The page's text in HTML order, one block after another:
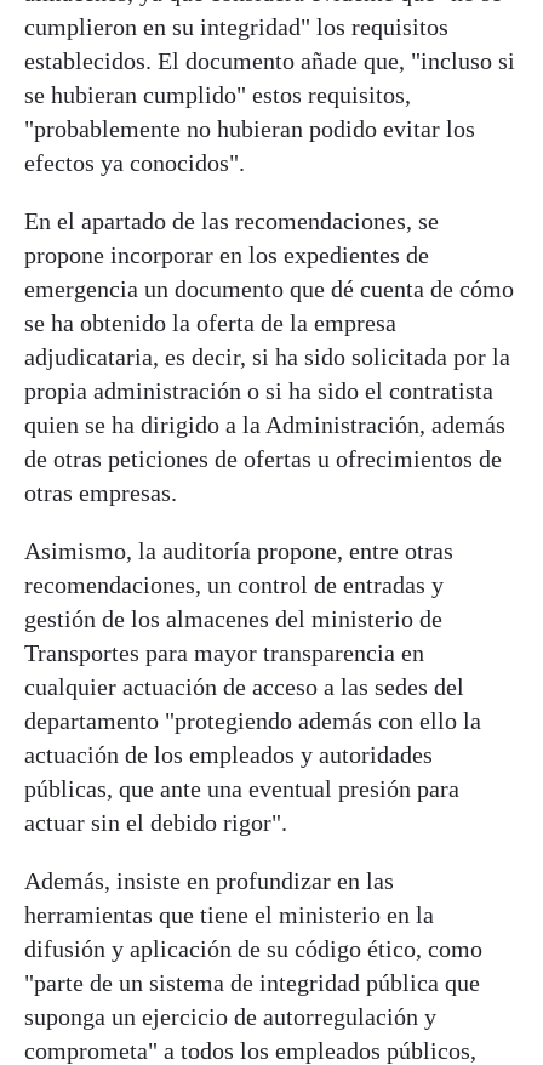
cumplieron en su integridad" los requisitos
establecidos. El documento añade que, "incluso si
se hubieran cumplido" estos requisitos,
"probablemente no hubieran podido evitar los
efectos ya conocidos".
En el apartado de las recomendaciones, se
propone incorporar en los expedientes de
emergencia un documento que dé cuenta de cómo
se ha obtenido la oferta de la empresa
adjudicataria, es decir, si ha sido solicitada por la
propia administración o si ha sido el contratista
quien se ha dirigido a la Administración, además
de otras peticiones de ofertas u ofrecimientos de
otras empresas.
Asimismo, la auditoría propone, entre otras
recomendaciones, un control de entradas y
gestión de los almacenes del ministerio de
Transportes para mayor transparencia en
cualquier actuación de acceso a las sedes del
departamento "protegiendo además con ello la
actuación de los empleados y autoridades
públicas, que ante una eventual presión para
actuar sin el debido rigor".
Además, insiste en profundizar en las
herramientas que tiene el ministerio en la
difusión y aplicación de su código ético, como
"parte de un sistema de integridad pública que
suponga un ejercicio de autorregulación y
comprometa" a todos los empleados públicos,